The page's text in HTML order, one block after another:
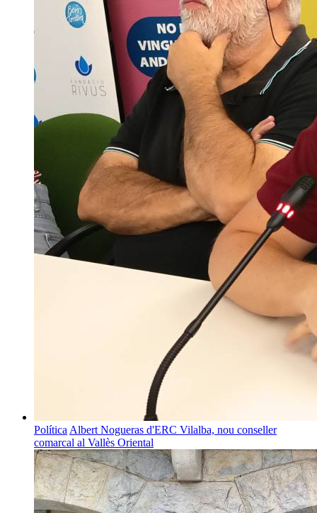
Política Albert Nogueras d'ERC Vilalba, nou conseller
comarcal al Vallès Oriental